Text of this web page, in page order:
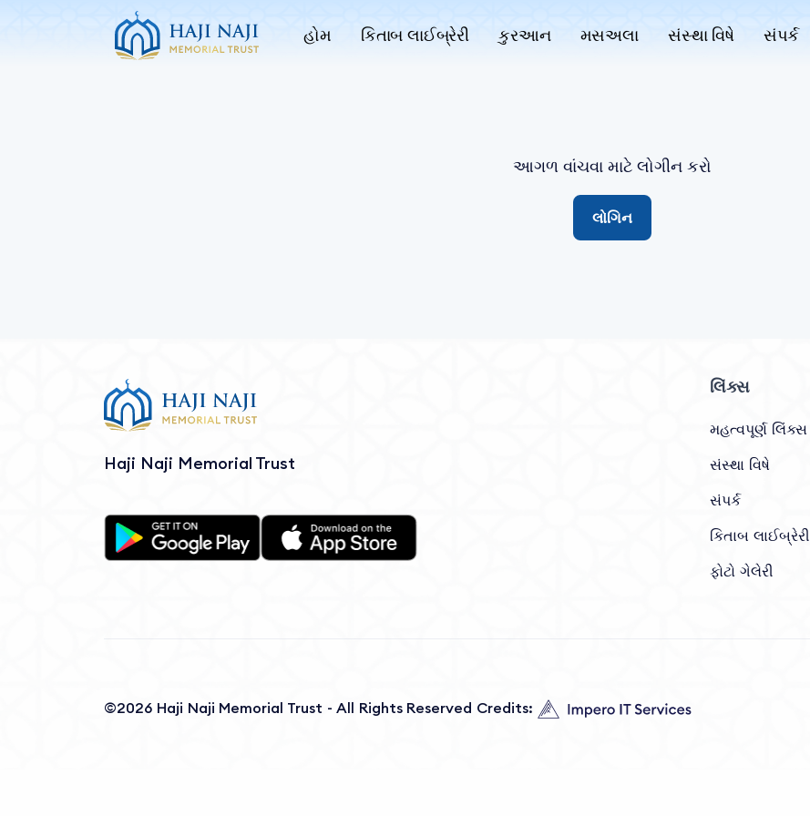
હોમ કિતાબ લાઈબ્રેરી કુરઆન મસઅલા સંસ્થા વિષે સંપર્ક
આગળ વાંચવા માટે લોગીન કરો
લોગિન
Haji Naji Memorial Trust
લિંક્સ
મહત્વપૂર્ણ લિંક્સ
સંસ્થા વિષે
સંપર્ક
કિતાબ લાઈબ્રેરી
ફોટો ગેલેરી
©2026 Haji Naji Memorial Trust - All Rights Reserved Credits: